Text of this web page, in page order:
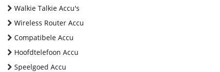
Walkie Talkie Accu's
Wireless Router Accu
Compatibele Accu
Hoofdtelefoon Accu
Speelgoed Accu